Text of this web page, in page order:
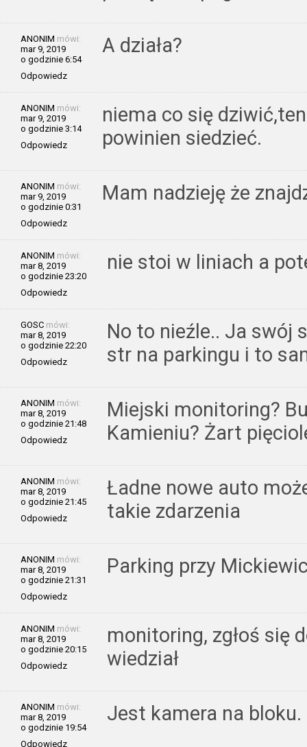
ANONIM mówi:
mar 9, 2019
o godzinie 6:54
Odpowiedz
A działa?
ANONIM mówi:
mar 9, 2019
o godzinie 3:14
Odpowiedz
niema co się
powinien siedzieć.
ANONIM mówi:
mar 9, 2019
o godzinie 0:31
Odpowiedz
Mam nadzieję że
ANONIM mówi:
mar 8, 2019
o godzinie 23:20
Odpowiedz
nie stoi w liniach a
GOSC mówi:
mar 8, 2019
o godzinie 22:20
Odpowiedz
No to nieźle.. Ja swój
str na parkingu i to
ANONIM mówi:
mar 8, 2019
o godzinie 21:48
Odpowiedz
Miejski monitoring?
Kamieniu? Żart
ANONIM mówi:
mar 8, 2019
o godzinie 21:45
Odpowiedz
Ładne nowe auto
takie zdarzenia
ANONIM mówi:
mar 8, 2019
o godzinie 21:31
Odpowiedz
Parking przy
ANONIM mówi:
mar 8, 2019
o godzinie 20:15
Odpowiedz
monitoring, zgłoś się
wiedział
ANONIM mówi:
mar 8, 2019
o godzinie 19:54
Odpowiedz
Jest kamera na bloku.